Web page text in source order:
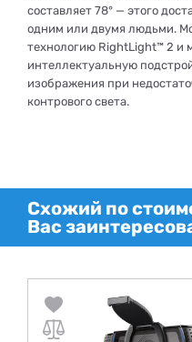
составляет 78° — этого
одним или двумя людьми.
технологию RightLight™ 2 и
интеллектуальную
изображения при
контрового света.
Схожий по
Вас